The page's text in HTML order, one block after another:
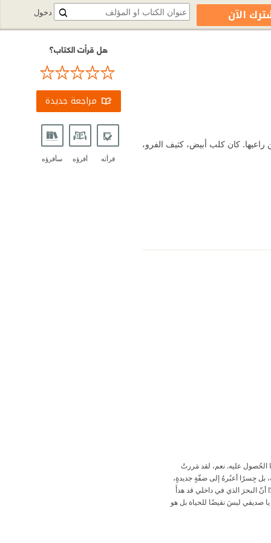
كان كلب أبيض، كثيف الفرو،
الحُصول عليه. نعم، لقد مَررتُ
بل جِسرًا أعبُرهُ إلى ضفّةٍ جديدةٍ،
أنّ البحرَ الذي في داخلي قد هدأَ
صديقي ليسَ نقيضًا للحياة بل هو
هل قرأت الكتاب؟
مراجعة جديدة
قرأته أقرؤه سأقرؤه
دخول الآن